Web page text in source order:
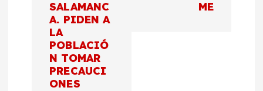
SALAMANC
A. PIDEN A
LA
POBLACIÓ
N TOMAR
PRECAUCI
ONES
ME